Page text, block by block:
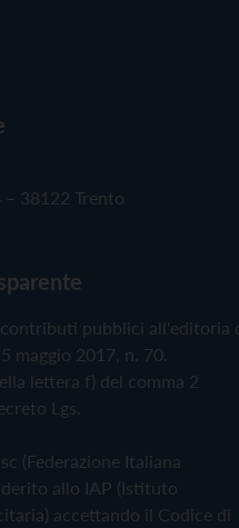
38122 Trento
pubblici all'editoria
maggio 2017, n. 70.
lettera f) del comma 2
Lgs.
(Federazione Italiana
allo IAP (Istituto
accettando il Codice di